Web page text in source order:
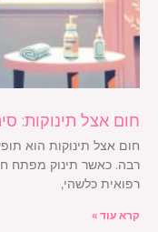
חום אצל תינוקות:
חום אצל תינוקות הוא
רבה. כאשר תינוק מפתח
רפואית כלשהי,
קרא עוד »